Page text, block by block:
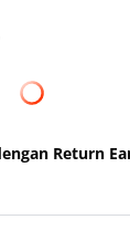
Return